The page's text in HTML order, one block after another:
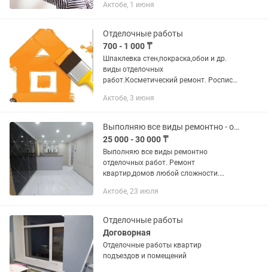
с гарантией результата.
Актобе, 1 июня
Отделочные работы
700 - 1 000 ₸
Шпаклевка стен,покраска,обои и др.
виды отделочных
работ.Косметический ремонт. Роспись
откосов.
Актобе, 3 июня
Выполняю все виды ремонтно - отделочных работ
25 000 - 30 000 ₸
Выполняю все виды ремонтно
отделочных работ. Ремонт
квартир,домов любой сложности.
обои,покраска,ламинат,линолеум,уклад
межкомнатных...
Актобе, 23 июля
Отделочные работы
Договорная
Отделочные работы квартир
подъездов и помещений